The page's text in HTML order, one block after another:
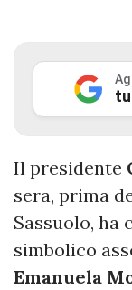
Il presidente
sera, prima
Sassuolo, ha
simbolico
Emanuela